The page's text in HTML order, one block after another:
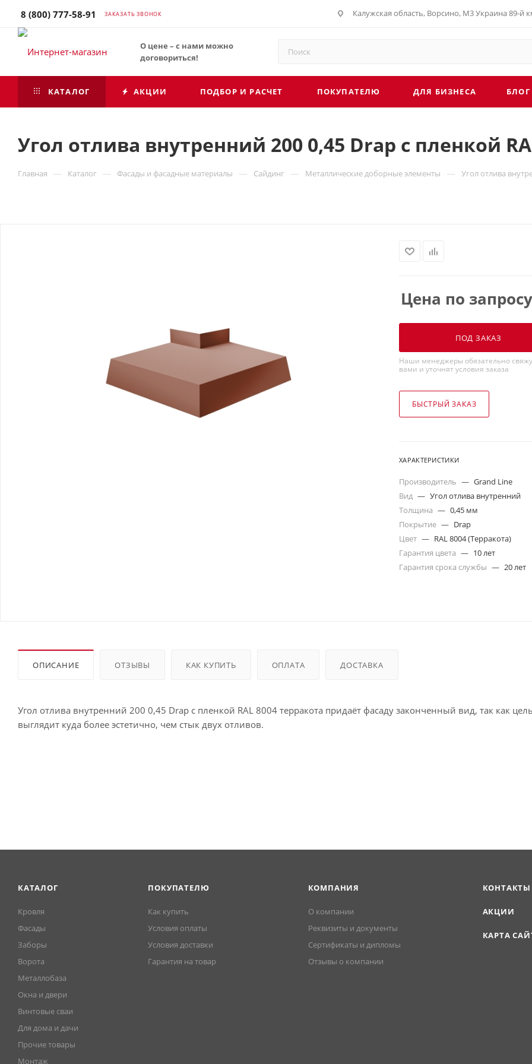
8 (800) 777-58-91 ЗАКАЗАТЬ ЗВОНОК Калужская область, Ворсино, М3 Украина 89-й
О цене – с нами можно
договориться!
КАТАЛОГ АКЦИИ ПОДБОР И РАСЧЕТ ПОКУПАТЕЛЮ ДЛЯ БИЗНЕСА БЛОГ
Угол отлива внутренний 200 0,45 Drap с пленкой
Главная — Каталог — Фасады и фасадные материалы — Сайдинг — Металлические доборные элементы — Угол отлива
Цена по запросу
ПОД ЗАКАЗ
Наши менеджеры обязательно
вами и уточнят условия заказа
БЫСТРЫЙ ЗАКАЗ
ХАРАКТЕРИСТИКИ
Производитель — Grand Line
Вид — Угол отлива внутренний
Толщина — 0,45 мм
Покрытие — Drap
Цвет — RAL 8004 (Терракота)
Гарантия цвета — 10 лет
Гарантия срока службы — 20 лет
ОПИСАНИЕ ОТЗЫВЫ КАК КУПИТЬ ОПЛАТА ДОСТАВКА
Угол отлива внутренний 200 0,45 Drap с пленкой RAL 8004 терракота придаёт фасаду законченный вид, так как
выглядит куда более эстетично, чем стык двух отливов.
КАТАЛОГ
Кровля
Фасады
Заборы
Ворота
Металлобаза
Окна и двери
Винтовые сваи
Для дома и дачи
Прочие товары
Монтаж
ПОКУПАТЕЛЮ
Как купить
Условия оплаты
Условия доставки
Гарантия на товар
КОМПАНИЯ
О компании
Реквизиты и документы
Сертификаты и дипломы
Отзывы о компании
КОНТАКТЫ
АКЦИИ
КАРТА